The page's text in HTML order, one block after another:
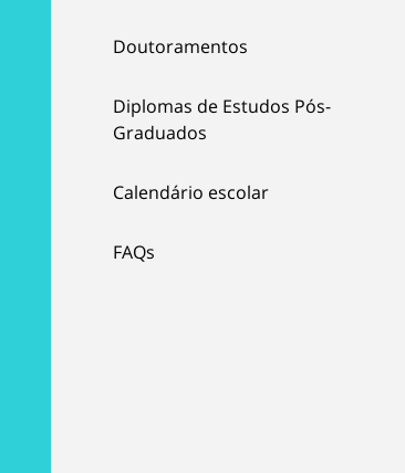
Doutoramentos
Diplomas de Estudos Pós-
Graduados
Calendário escolar
FAQs